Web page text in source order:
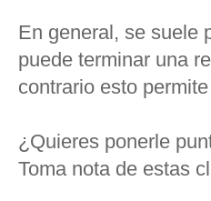
En general, se suele
puede terminar una
contrario esto
¿Quieres ponerle
Toma nota de estas